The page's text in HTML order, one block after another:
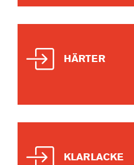
HÄRTER
KLARLACKE